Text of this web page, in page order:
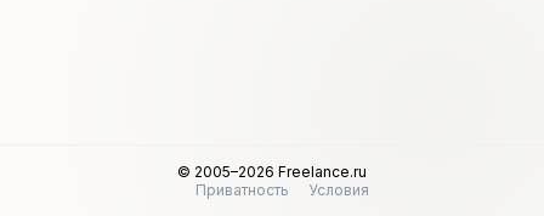
© 2005–2026 Freelance.ru
Приватность
Условия